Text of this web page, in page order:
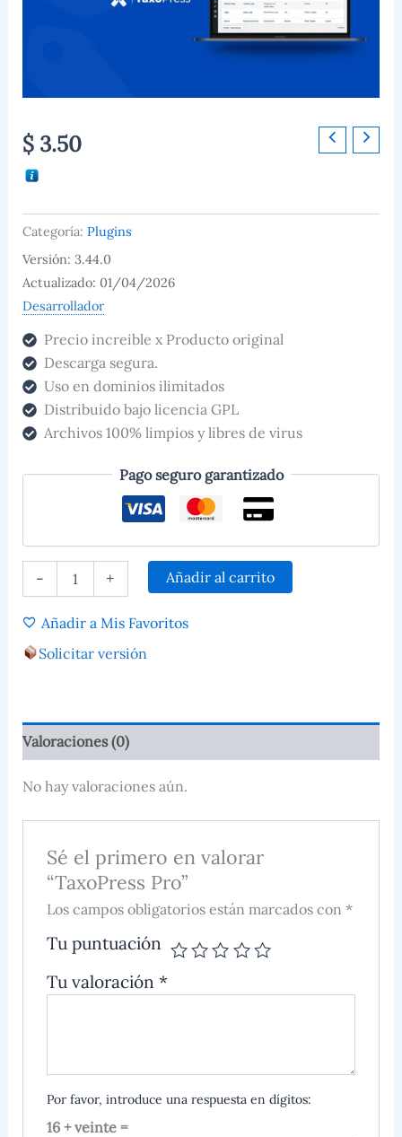
$3.50
Categoría: Plugins
Versión: 3.44.0
Actualizado: 01/04/2026
Desarrollador
Precio increible x Producto original
Descarga segura.
Uso en dominios ilimitados
Distribuido bajo licencia GPL
Archivos 100% limpios y libres de virus
Pago seguro garantizado
-
TaxoPress
Pro
cantidad
+ Añadir al carrito
Añadir a Mis Favoritos
Solicitar versión
Valoraciones (0)
No hay valoraciones aún.
Sé el primero en valorar
“TaxoPress Pro”
Los campos obligatorios están marcados con *
Tu puntuación
Tu valoración*
Por favor, introduce una respuesta en dígitos:
16 + veinte =